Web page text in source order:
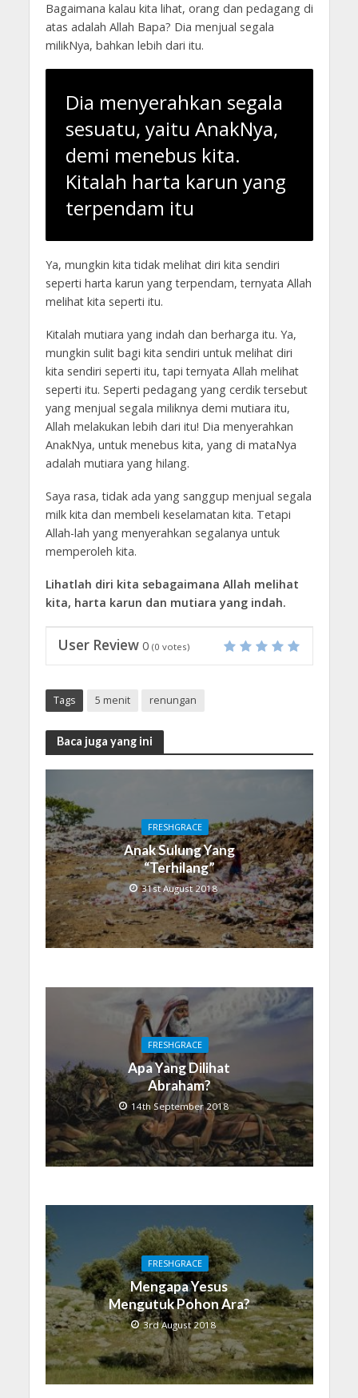
Bagaimana kalau kita lihat, orang dan pedagang di
atas adalah Allah Bapa? Dia menjual segala
milikNya, bahkan lebih dari itu.
Dia menyerahkan segala
sesuatu, yaitu AnakNya,
demi menebus kita.
Kitalah harta karun yang
terpendam itu
Ya, mungkin kita tidak melihat diri kita sendiri
seperti harta karun yang terpendam, ternyata Allah
melihat kita seperti itu.
Kitalah mutiara yang indah dan berharga itu. Ya,
mungkin sulit bagi kita sendiri untuk melihat diri
kita sendiri seperti itu, tapi ternyata Allah melihat
seperti itu. Seperti pedagang yang cerdik tersebut
yang menjual segala miliknya demi mutiara itu,
Allah melakukan lebih dari itu! Dia menyerahkan
AnakNya, untuk menebus kita, yang di mataNya
adalah mutiara yang hilang.
Saya rasa, tidak ada yang sanggup menjual segala
milk kita dan membeli keselamatan kita. Tetapi
Allah-lah yang menyerahkan segalanya untuk
memperoleh kita.
Lihatlah diri kita sebagaimana Allah melihat
kita, harta karun dan mutiara yang indah.
User Review 0 (0 votes)
Tags 5 menit renungan
Baca juga yang ini
FRESHGRACE
Anak Sulung Yang
“Terhilang”
31st August 2018
FRESHGRACE
Apa Yang Dilihat
Abraham?
14th September 2018
FRESHGRACE
Mengapa Yesus
Mengutuk Pohon Ara?
3rd August 2018